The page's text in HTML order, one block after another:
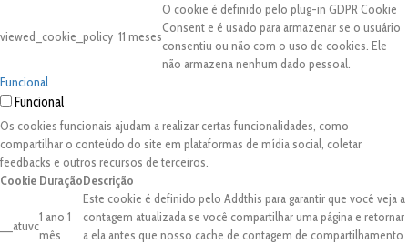
viewed_cookie_policy 11 meses
O cookie é definido pelo plug-in GDPR Cookie
Consent e é usado para armazenar se o usuário
consentiu ou não com o uso de cookies. Ele
não armazena nenhum dado pessoal.
Funcional
Funcional
Os cookies funcionais ajudam a realizar certas funcionalidades, como
compartilhar o conteúdo do site em plataformas de mídia social, coletar
feedbacks e outros recursos de terceiros.
Cookie DuraçãoDescrição
__atuvc
1 ano 1
mês
Este cookie é definido pelo Addthis para garantir que você veja a
contagem atualizada se você compartilhar uma página e retornar
a ela antes que nosso cache de contagem de compartilhamento